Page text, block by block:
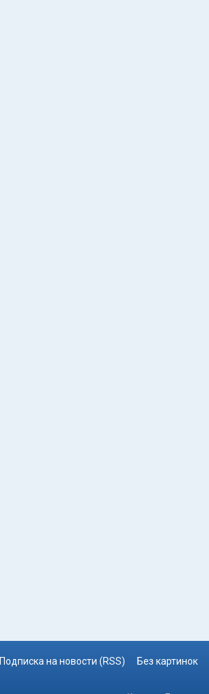
Подписка на новости (RSS) Без картинок